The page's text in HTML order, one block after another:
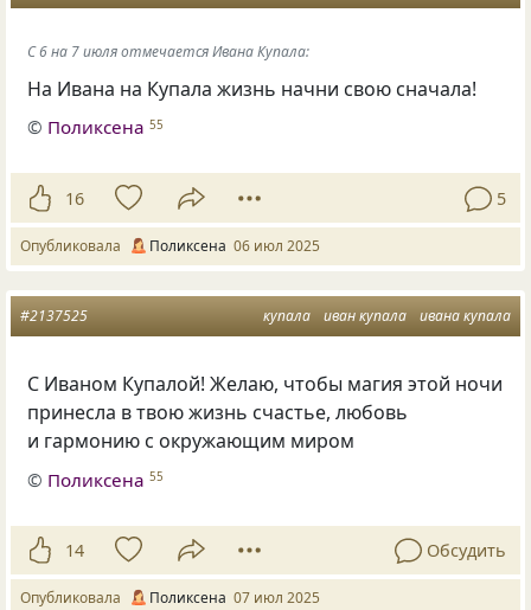
С 6 на 7 июля отмечается Ивана Купала:
На Ивана на Купала жизнь начни свою сначала!
© Поликсена 55
16 5
Опубликовала Поликсена 06 июл 2025
купала иван купала ивана купала
#2137525
С Иваном Купалой! Желаю, чтобы магия этой ночи
принесла в твою жизнь счастье, любовь
и гармонию с окружающим миром
© Поликсена 55
14 Обсудить
Опубликовала Поликсена 07 июл 2025